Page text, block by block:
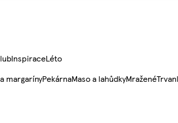
InspiraceLéto
margarínyPekárnaMaso a lahůdkyMražené